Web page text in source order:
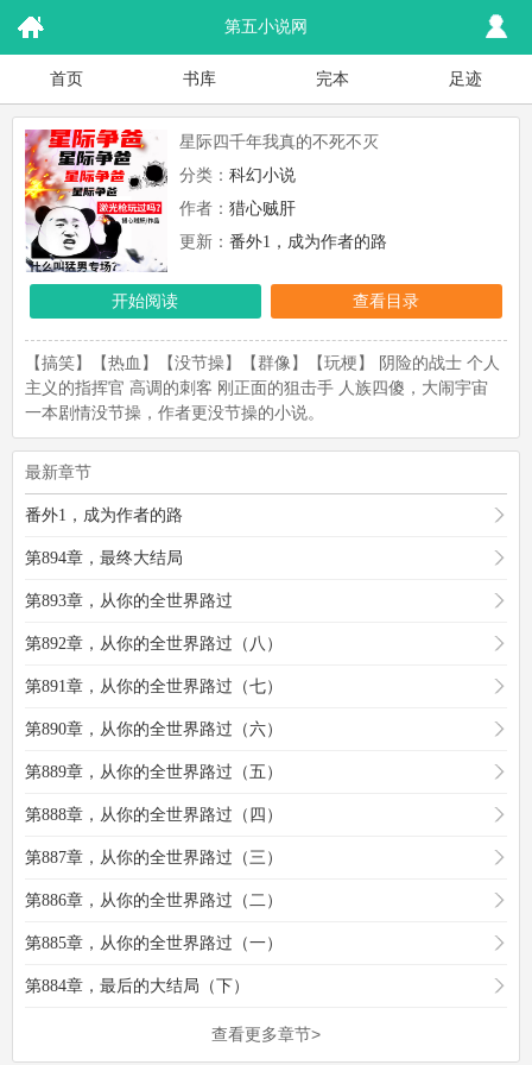
第五小说网
首页 书库 完本 足迹
星际四千年我真的不死不灭
分类： 科幻小说
作者： 猎心贼肝
更新： 番外1，成为作者的路
开始阅读 查看目录
【搞笑】【热血】【没节操】【群像】【玩梗】 阴险的战士 个人
主义的指挥官 高调的刺客 刚正面的狙击手 人族四傻，大闹宇宙
一本剧情没节操，作者更没节操的小说。
最新章节
番外1，成为作者的路
第894章，最终大结局
第893章，从你的全世界路过
第892章，从你的全世界路过（八）
第891章，从你的全世界路过（七）
第890章，从你的全世界路过（六）
第889章，从你的全世界路过（五）
第888章，从你的全世界路过（四）
第887章，从你的全世界路过（三）
第886章，从你的全世界路过（二）
第885章，从你的全世界路过（一）
第884章，最后的大结局（下）
查看更多章节>